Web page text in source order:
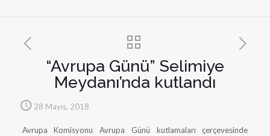
“Avrupa Günü” Selimiye
Meydanı’nda kutlandı
28 Mayıs, 2018
Avrupa Komisyonu Avrupa Günü kutlamaları çerçevesinde